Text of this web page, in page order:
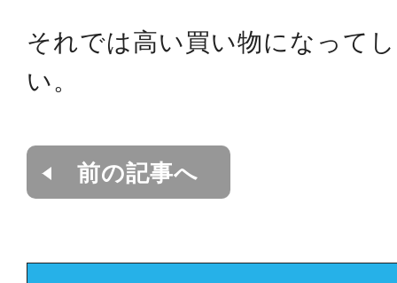
それでは高い買い物になって
い。
前の記事へ